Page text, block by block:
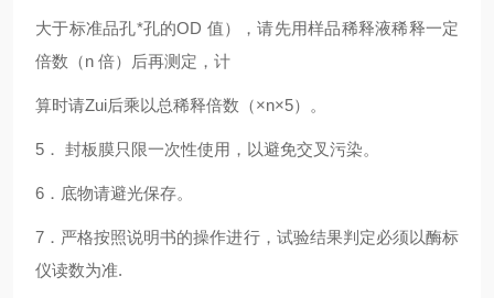
大于标准品孔*孔的OD 值），请先用样品稀释液稀释一定
倍数（n 倍）后再测定，计
算时请Zui后乘以总稀释倍数（×n×5）。
5 ． 封板膜只限一次性使用，以避免交叉污染。
6 ．底物请避光保存。
7 ．严格按照说明书的操作进行，试验结果判定必须以酶标
仪读数为准.